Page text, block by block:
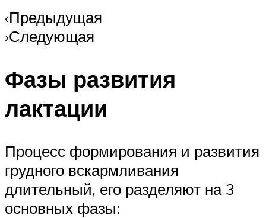
‹Предыдущая
›Следующая
Фазы развития
лактации
Процесс формирования и развития
грудного вскармливания
длительный, его разделяют на 3
основных фазы: